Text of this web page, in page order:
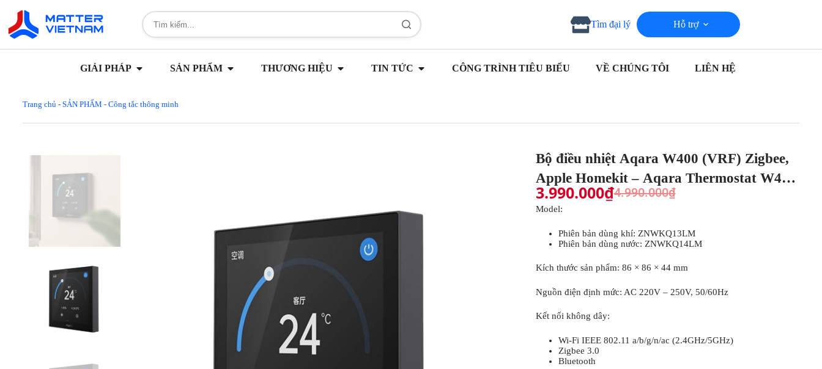
Tìm đại lý Hỗ trợ
GIẢI PHÁP SẢN PHẨM THƯƠNG HIỆU TIN TỨC CÔNG TRÌNH TIÊU BIỂU VỀ CHÚNG TÔI LIÊN HỆ
Trang chủ - SẢN PHẨM - Công tắc thông minh
Bộ điều nhiệt Aqara W400 (VRF) Zigbee,
Apple Homekit – Aqara Thermostat W400
(WT-A01D) 4.990.000₫
3.990.000₫
Model:
Phiên bản dùng khí: ZNWKQ13LM
Phiên bản dùng nước: ZNWKQ14LM
Kích thước sản phẩm: 86 × 86 × 44 mm
Nguồn điện định mức: AC 220V – 250V, 50/60Hz
Kết nối không dây:
Wi-Fi IEEE 802.11 a/b/g/n/ac (2.4GHz/5GHz)
Zigbee 3.0
Bluetooth